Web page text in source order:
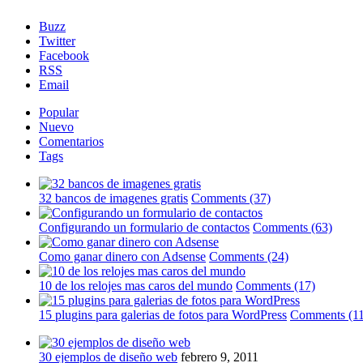
Buzz
Twitter
Facebook
RSS
Email
Popular
Nuevo
Comentarios
Tags
32 bancos de imagenes gratis Comments (37)
Configurando un formulario de contactos Comments (63)
Como ganar dinero con Adsense Comments (24)
10 de los relojes mas caros del mundo Comments (17)
15 plugins para galerias de fotos para WordPress Comments
30 ejemplos de diseño web febrero 9, 2011